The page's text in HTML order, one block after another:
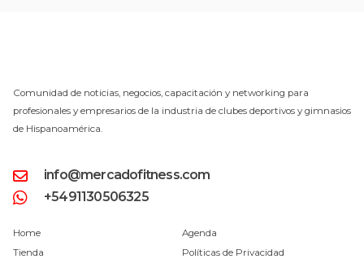
Comunidad de noticias, negocios, capacitación y networking para
profesionales y empresarios de la industria de clubes deportivos y gimnasios
de Hispanoamérica.
info@mercadofitness.com
+5491130506325
Home
Tienda
Agenda
Políticas de Privacidad